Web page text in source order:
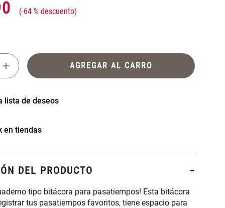
-64 %
+ AGREGAR AL CARRO
en tiendas
DEL PRODUCTO
tipo bitácora para pasatiempos! Esta bitácora
tus pasatiempos favoritos, tiene espacio para